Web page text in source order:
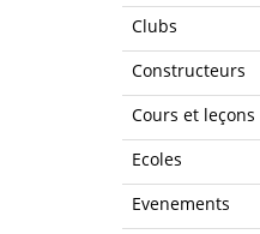
Clubs
Constructeurs
Cours et leçons
Ecoles
Evenements